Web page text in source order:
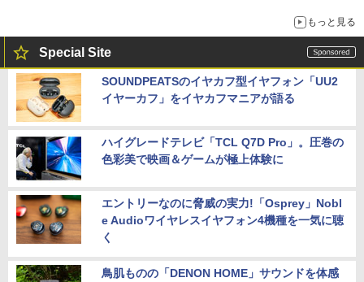
もっと見る
Special Site
SOUNDPEATSのイヤカフ型イヤフォン「UU2
イヤーカフ」をイヤカフマニアが語る
ハイグレードテレビ「TCL Q7D Pro」。圧巻の
色彩美で映画＆ゲームが極上体験に
エントリーなのに脅威の実力!「Osprey」Nobl
e Audioワイヤレスイヤフォン4機種を一気に聴
く
鳥肌ものの「DENON HOME」サウンドを体感